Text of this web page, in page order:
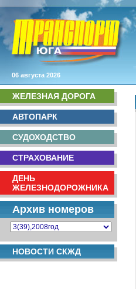
06 августа 2026
ЖЕЛЕЗНАЯ ДОРОГА
АВТОПАРК
СУДОХОДСТВО
СТРАХОВАНИЕ
ДЕНЬ
ЖЕЛЕЗНОДОРОЖНИКА
Архив номеров
НОВОСТИ СКЖД